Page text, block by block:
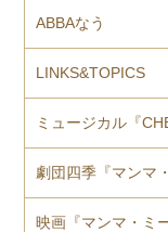
ABBAなう
LINKS&TOPICS
ミュージカル『
劇団四季『マンマ
映画『マンマ・ミ